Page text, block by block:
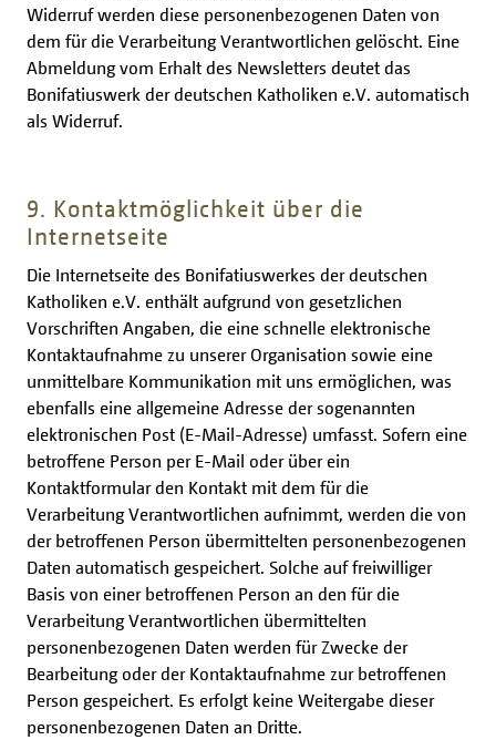
Widerruf werden diese personenbezogenen Daten von
dem für die Verarbeitung Verantwortlichen gelöscht. Eine
Abmeldung vom Erhalt des Newsletters deutet das
Bonifatiuswerk der deutschen Katholiken e.V. automatisch
als Widerruf.
9. Kontaktmöglichkeit über die
Internetseite
Die Internetseite des Bonifatiuswerkes der deutschen
Katholiken e.V. enthält aufgrund von gesetzlichen
Vorschriften Angaben, die eine schnelle elektronische
Kontaktaufnahme zu unserer Organisation sowie eine
unmittelbare Kommunikation mit uns ermöglichen, was
ebenfalls eine allgemeine Adresse der sogenannten
elektronischen Post (E-Mail-Adresse) umfasst. Sofern eine
betroffene Person per E-Mail oder über ein
Kontaktformular den Kontakt mit dem für die
Verarbeitung Verantwortlichen aufnimmt, werden die von
der betroffenen Person übermittelten personenbezogenen
Daten automatisch gespeichert. Solche auf freiwilliger
Basis von einer betroffenen Person an den für die
Verarbeitung Verantwortlichen übermittelten
personenbezogenen Daten werden für Zwecke der
Bearbeitung oder der Kontaktaufnahme zur betroffenen
Person gespeichert. Es erfolgt keine Weitergabe dieser
personenbezogenen Daten an Dritte.